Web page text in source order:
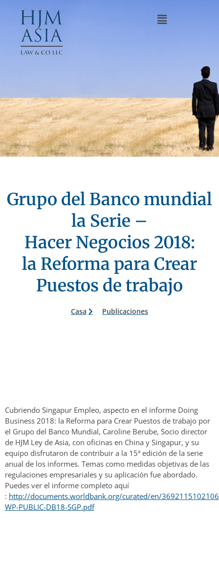
Grupo del Banco mundial
la Serie –
Hacer Negocios 2018:
la Reforma para Crear
Puestos de trabajo
Casa Publicaciones
Cubriendo Singapur Empleo, aspecto en el informe Doing
Business 2018: la Reforma para Crear Puestos de trabajo por
el Grupo del Banco Mundial, Caroline Berube, Socio director
de HJM Ley de Asia, con oficinas en China y Singapur, y su
equipo disfrutaron de contribuir a la 15ª edición de la serie
anual de los informes. Temas como medidas objetivas de las
regulaciones empresariales y su aplicación fue abordado.
Puedes ver el informe completo aquí
: http://documents.worldbank.org/curated/en/
WP-PUBLIC-DB18-SGP.pdf